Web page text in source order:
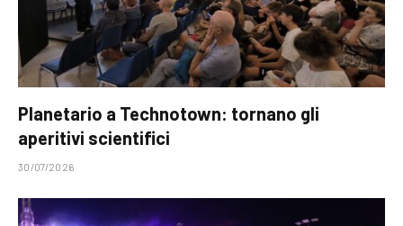
Planetario a Technotown: tornano gli
aperitivi scientifici
30/07/2026